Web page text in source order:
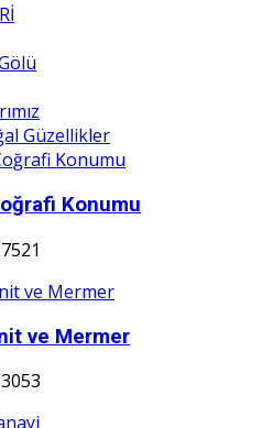
Güzellikler
Konumu
ve Mermer